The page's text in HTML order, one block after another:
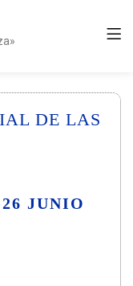
DE LAS
JUNIO